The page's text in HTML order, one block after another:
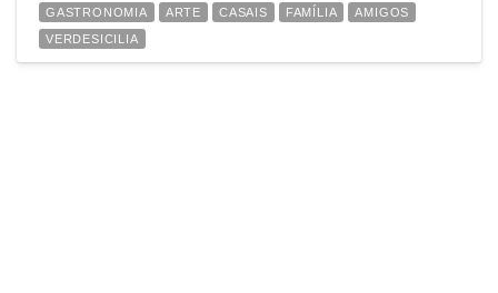
GASTRONOMIA
ARTE CASAIS FAMÍLIA
AMIGOS
VERDESICILIA